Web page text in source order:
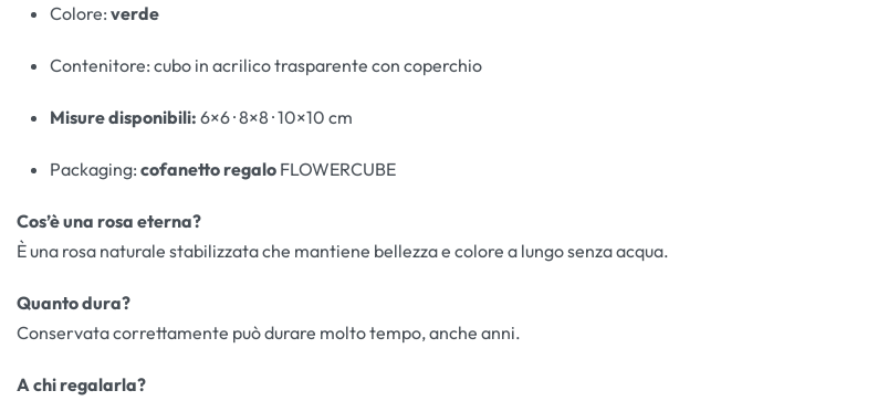
Colore: verde
Contenitore: cubo in acrilico trasparente con coperchio
Misure disponibili: 6×6 · 8×8 · 10×10 cm
Packaging: cofanetto regalo FLOWERCUBE
Cos’è una rosa eterna?
È una rosa naturale stabilizzata che mantiene bellezza e colore a lungo senza acqua.
Quanto dura?
Conservata correttamente può durare molto tempo, anche anni.
A chi regalarla?